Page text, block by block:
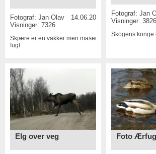
Fotograf: Jan Olav
14.06.2015
Visninger: 7326
Skjære er en vakker men masende
fugl
Fotograf:Jan
Visninger: 3826
Skogens
Elg over veg Foto Ærfugl